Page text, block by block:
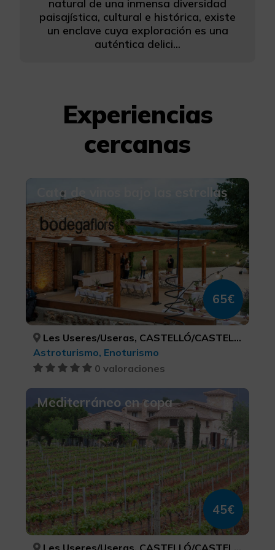
natural de una inmensa diversidad
paisajística, cultural e histórica, existe
un enclave cuya exploración es una
auténtica delici...
Experiencias
cercanas
Cata de vinos bajo las estrellas
65€
Les Useres/Useras, CASTELLÓ/CASTELLÓN
Astroturismo, Enoturismo
0 valoraciones
Mediterráneo en copa
45€